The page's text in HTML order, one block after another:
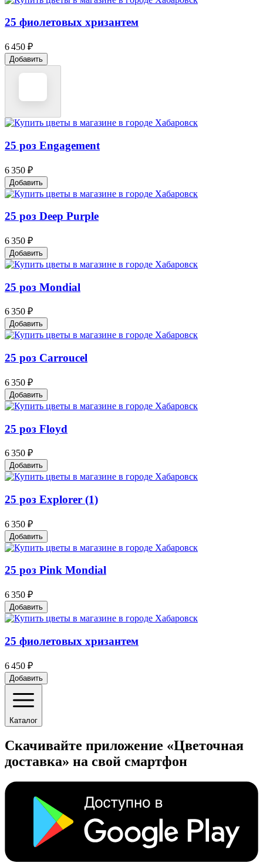
25 фиолетовых хризантем
6 450 ₽
Добавить
25 роз Engagement
6 350 ₽
Добавить
25 роз Deep Purple
6 350 ₽
Добавить
25 роз Mondial
6 350 ₽
Добавить
25 роз Carroucel
6 350 ₽
Добавить
25 роз Floyd
6 350 ₽
Добавить
25 роз Explorer (1)
6 350 ₽
Добавить
25 роз Pink Mondial
6 350 ₽
Добавить
25 фиолетовых хризантем
6 450 ₽
Добавить
Каталог
Скачивайте приложение «Цветочная
доставка» на свой смартфон